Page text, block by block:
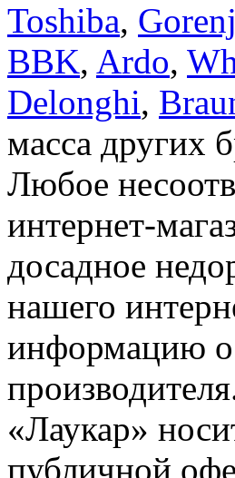
Toshiba,
BBK, Ardo,
Delonghi,
масса других
Любое
интернет-
досадное
нашего
информацию о
«Лаукар»
публичной